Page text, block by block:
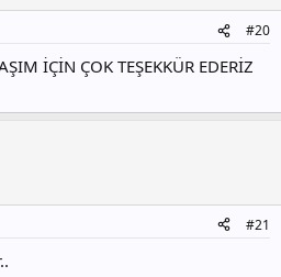
#20
İÇİN ÇOK TEŞEKKÜR EDERİZ
#21